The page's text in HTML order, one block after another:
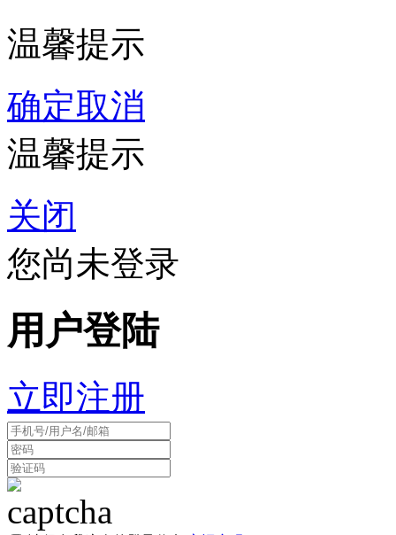
温馨提示
确定取消
温馨提示
关闭
您尚未登录
用户登陆
立即注册